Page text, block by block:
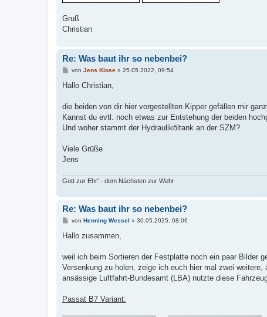
Gruß
Christian
Re: Was baut ihr so nebenbei?
B
i
a
von Jens Klose» 25.05.2022, 09:54
Hallo Christian,
die beiden von dir hier vorgestellten Kipper gefällen mir
Kannst du evtl. noch etwas zur Entstehung der beiden
Und woher stammt der Hydrauliköltank an der SZM?
Viele Grüße
Jens
Gott zur Ehr' - dem Nächsten zur Wehr
Re: Was baut ihr so nebenbei?
B
i
a
von Henning Wessel » 30.05.2025, 08:06
Hallo zusammen,
weil ich beim Sortieren der Festplatte noch ein paar Bilder
Versenkung zu holen, zeige ich euch hier mal zwei
ansässige Luftfahrt-Bundesamt (LBA) nutzte diese
Passat B7 Variant: